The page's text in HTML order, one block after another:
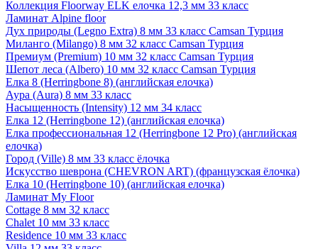
Коллекция Floorway ELK елочка 12,3 мм 33 класс
Ламинат Alpine floor
Дух природы (Legno Extra) 8 мм 33 класс Camsan Турция
Миланго (Milango) 8 мм 32 класс Camsan Турция
Премиум (Premium) 10 мм 32 класс Camsan Турция
Шепот леса (Albero) 10 мм 32 класс Camsan Турция
Елка 8 (Herringbone 8) (английская елочка)
Аура (Aura) 8 мм 33 класс
Насыщенность (Intensity) 12 мм 34 класс
Елка 12 (Herringbone 12) (английская елочка)
Елка профессиональная 12 (Herringbone 12 Pro) (английская
елочка)
Город (Ville) 8 мм 33 класс ёлочка
Искусство шеврона (CHEVRON ART) (французская ёлочка)
Елка 10 (Herringbone 10) (английская елочка)
Ламинат My Floor
Cottage 8 мм 32 класс
Chalet 10 мм 33 класс
Residence 10 мм 33 класс